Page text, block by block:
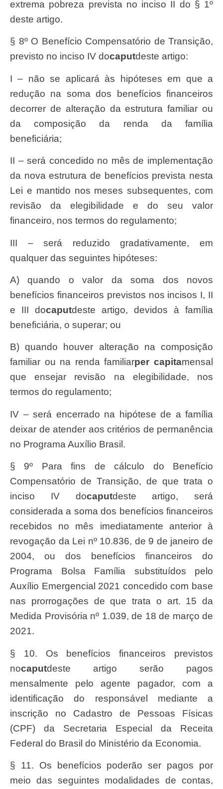
extrema pobreza prevista no inciso II do § 1º
deste artigo.
§ 8º O Benefício Compensatório de Transição,
previsto no inciso IV do caputdeste artigo:
I – não se aplicará às hipóteses em que a
redução na soma dos benefícios financeiros
decorrer de alteração da estrutura familiar ou
da composição da renda da família
beneficiária;
II – será concedido no mês de implementação
da nova estrutura de benefícios prevista nesta
Lei e mantido nos meses subsequentes, com
revisão da elegibilidade e do seu valor
financeiro, nos termos do regulamento;
III – será reduzido gradativamente, em
qualquer das seguintes hipóteses:
a) quando o valor da soma dos novos
benefícios financeiros previstos nos incisos I, II
e III docaputdeste artigo, devidos à família
beneficiária, o superar; ou
b) quando houver alteração na composição
familiar ou na renda familiarper capitamensal
que ensejar revisão na elegibilidade, nos
termos do regulamento;
IV – será encerrado na hipótese de a família
deixar de atender aos critérios de permanência
no Programa Auxílio Brasil.
§ 9º Para fins de cálculo do Benefício
Compensatório de Transição, de que trata o
inciso IV do caputdeste artigo, será
considerada a soma dos benefícios financeiros
recebidos no mês imediatamente anterior à
revogação da Lei nº 10.836, de 9 de janeiro de
2004, ou dos benefícios financeiros do
Programa Bolsa Família substituídos pelo
Auxílio Emergencial 2021 concedido com base
nas prorrogações de que trata o art. 15 da
Medida Provisória nº 1.039, de 18 de março de
2021.
§ 10. Os benefícios financeiros previstos
no caputdeste artigo serão pagos
mensalmente pelo agente pagador, com a
identificação do responsável mediante a
inscrição no Cadastro de Pessoas Físicas
(CPF) da Secretaria Especial da Receita
Federal do Brasil do Ministério da Economia.
§ 11. Os benefícios poderão ser pagos por
meio das seguintes modalidades de contas,